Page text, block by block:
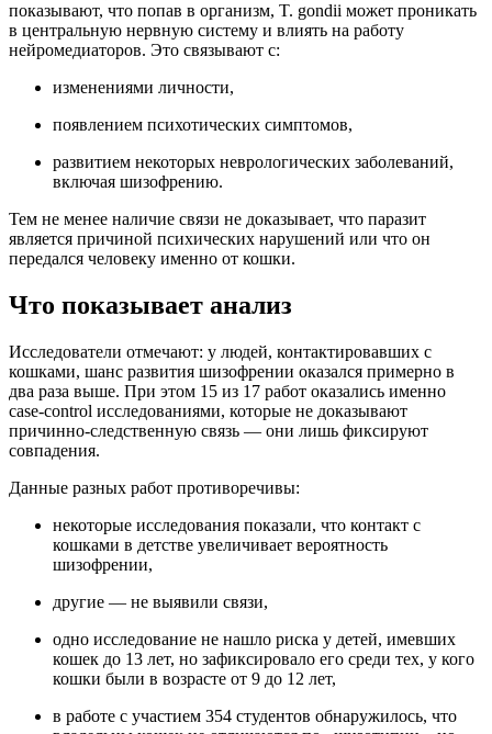
показывают, что попав в организм, T. gondii может проникать
в центральную нервную систему и влиять на работу
нейромедиаторов. Это связывают с:
изменениями личности,
появлением психотических симптомов,
развитием некоторых неврологических заболеваний,
включая шизофрению.
Тем не менее наличие связи не доказывает, что паразит
является причиной психических нарушений или что он
передался человеку именно от кошки.
Что показывает анализ
Исследователи отмечают: у людей, контактировавших с
кошками, шанс развития шизофрении оказался примерно в
два раза выше. При этом 15 из 17 работ оказались именно
case-control исследованиями, которые не доказывают
причинно-следственную связь — они лишь фиксируют
совпадения.
Данные разных работ противоречивы:
некоторые исследования показали, что контакт с
кошками в детстве увеличивает вероятность
шизофрении,
другие — не выявили связи,
одно исследование не нашло риска у детей, имевших
кошек до 13 лет, но зафиксировало его среди тех, у кого
кошки были в возрасте от 9 до 12 лет,
в работе с участием 354 студентов обнаружилось, что